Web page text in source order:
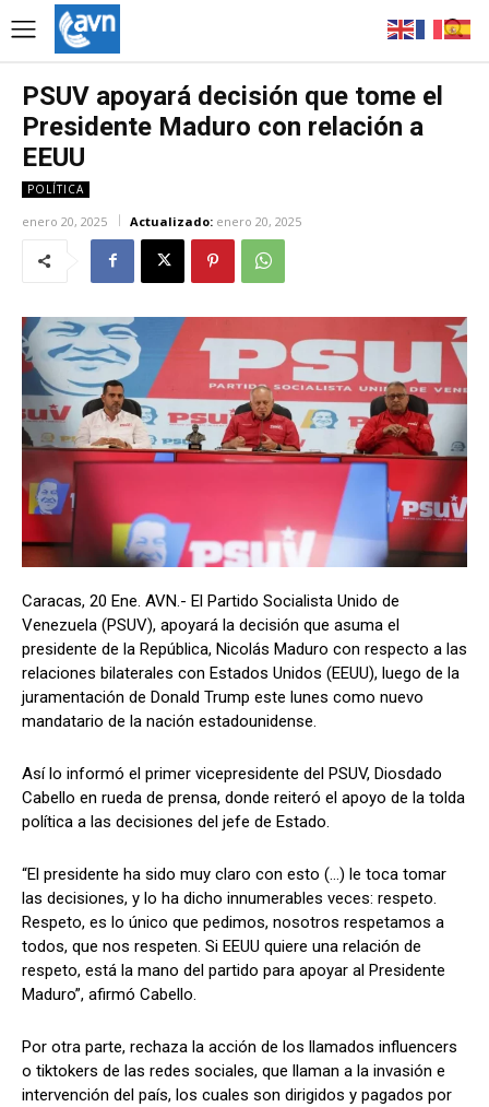
PSUV apoyará decisión que tome el
Presidente Maduro con relación a
EEUU
POLÍTICA
enero 20, 2025 Actualizado: enero 20, 2025
Caracas, 20 Ene. AVN.- El Partido Socialista Unido de
Venezuela (PSUV), apoyará la decisión que asuma el
presidente de la República, Nicolás Maduro con respecto a las
relaciones bilaterales con Estados Unidos (EEUU), luego de la
juramentación de Donald Trump este lunes como nuevo
mandatario de la nación estadounidense.
Así lo informó el primer vicepresidente del PSUV, Diosdado
Cabello en rueda de prensa, donde reiteró el apoyo de la tolda
política a las decisiones del jefe de Estado.
“El presidente ha sido muy claro con esto (…) le toca tomar
las decisiones, y lo ha dicho innumerables veces: respeto.
Respeto, es lo único que pedimos, nosotros respetamos a
todos, que nos respeten. Si EEUU quiere una relación de
respeto, está la mano del partido para apoyar al Presidente
Maduro”, afirmó Cabello.
Por otra parte, rechaza la acción de los llamados influencers
o tiktokers de las redes sociales, que llaman a la invasión e
intervención del país, los cuales son dirigidos y pagados por